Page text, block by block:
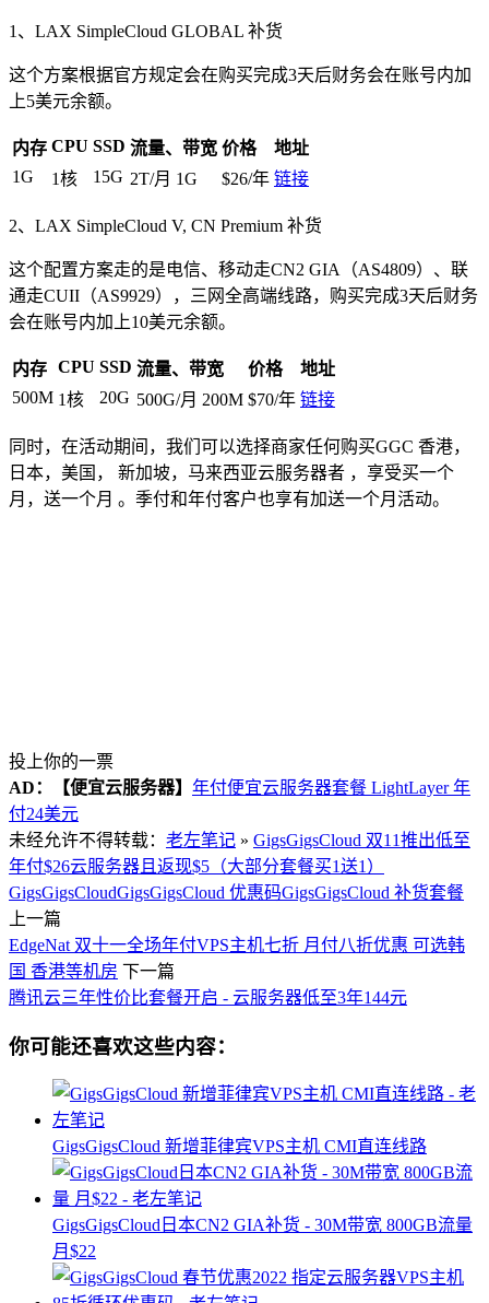
1、LAX SimpleCloud GLOBAL 补货
这个方案根据官方规定会在购买完成3天后财务会在账号内加
上5美元余额。
内存 CPU SSD 流量、带宽 价格
地址
1G
1核 15G 2T/月 1G $26/年 链接
2、LAX SimpleCloud V, CN Premium 补货
这个配置方案走的是电信、移动走CN2 GIA（AS4809）、联
通走CUII（AS9929），三网全高端线路，购买完成3天后财务
会在账号内加上10美元余额。
内存 CPU SSD 流量、带宽 价格
地址
500M 1核 20G 500G/月 200M $70/年 链接
同时，在活动期间，我们可以选择商家任何购买GGC 香港，
日本，美国， 新加坡，马来西亚云服务器者 ，享受买一个
月，送一个月 。季付和年付客户也享有加送一个月活动。
投上你的一票
AD：
【便宜云服务器】 年付便宜云服务器套餐 LightLayer 年
付24美元
未经允许不得转载： 老左笔记 » GigsGigsCloud 双11推出低至
年付$26云服务器且返现$5（大部分套餐买1送1）
GigsGigsCloudGigsGigsCloud 优惠码GigsGigsCloud 补货套餐
上一篇
EdgeNat 双十一全场年付VPS主机七折 月付八折优惠 可选韩
国 香港等机房 下一篇
腾讯云三年性价比套餐开启 - 云服务器低至3年144元
你可能还喜欢这些内容：
GigsGigsCloud 新增菲律宾VPS主机 CMI直连线路
GigsGigsCloud日本CN2 GIA补货 - 30M带宽 800GB流量
月$22